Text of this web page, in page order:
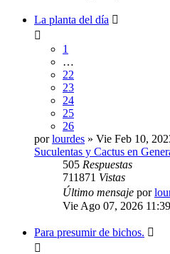
La planta del día
1
…
22
23
24
25
26
porlourdes » Vie Feb 10,
Suculentas y Cactus en
505 Respuestas
711871 Vistas
Último mensaje por
Vie Ago 07, 2026
Para presumir de bichos.